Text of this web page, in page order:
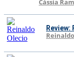
Cássia